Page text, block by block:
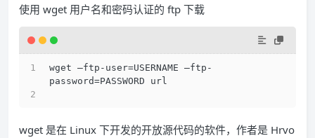
使用 wget 用户名和密码认证的 ftp 下载
wget –ftp-user=USERNAME –ftp-
password=PASSWORD url
wget 是在 Linux 下开发的开放源代码的软件，作者是 Hrvo